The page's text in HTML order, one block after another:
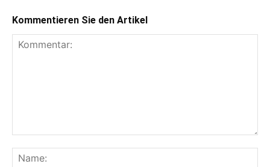
Kommentieren Sie den Artikel